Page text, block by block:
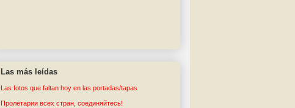
Las más leídas
Las fotos que faltan hoy en las portadas/tapas
Пролетарии всех стран, соединяйтесь!